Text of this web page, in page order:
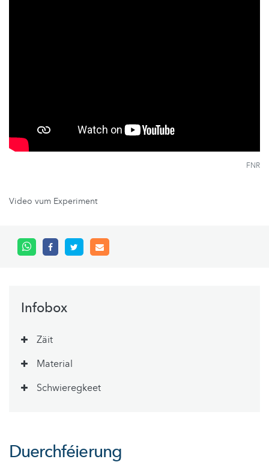
FNR
Video vum Experiment
Infobox
Zäit
Material
Schwieregkeet
Duerchféierung